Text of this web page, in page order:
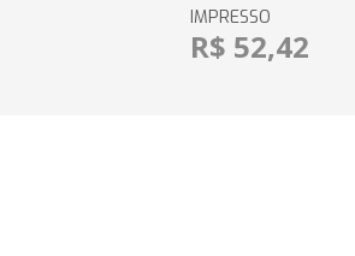
IMPRESSO
R$ 52,42